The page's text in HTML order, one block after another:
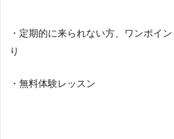
・定期的に来られない方、ワンポイ
り
・無料体験レッスン